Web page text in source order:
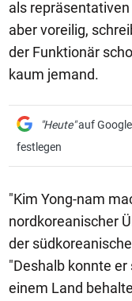
als
aber voreilig,
der Funktionär
kaum jemand.
"Heute"auf
festlegen
"Kim Yong-nam
nordkoreanischer
der
"Deshalb konnte
einem Land